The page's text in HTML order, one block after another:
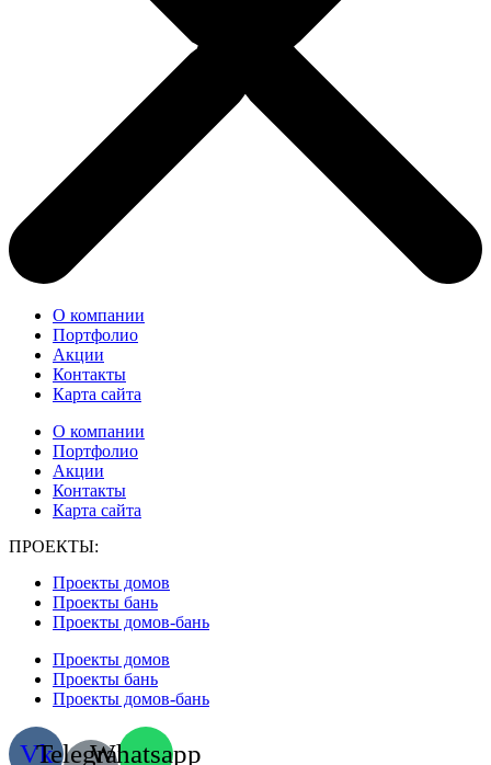
О компании
Портфолио
Акции
Контакты
Карта сайта
О компании
Портфолио
Акции
Контакты
Карта сайта
ПРОЕКТЫ:
Проекты домов
Проекты бань
Проекты домов-бань
Проекты домов
Проекты бань
Проекты домов-бань
VkTelegram-Whatsapp